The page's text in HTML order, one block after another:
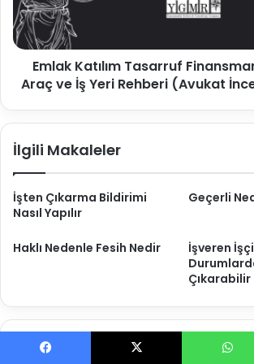
Araç
ve
İş
Rehberi
Emlak Katılım Tasarruf
Araç ve İş Yeri Rehberi (Avukat
İlgili Makaleler
İşten Çıkarma Bildirimi
Nasıl Yapılır
Geçerli
Haklı Nedenle Fesih Nedir
İşveren
Çıkarabilir
Bir yanıt yazın